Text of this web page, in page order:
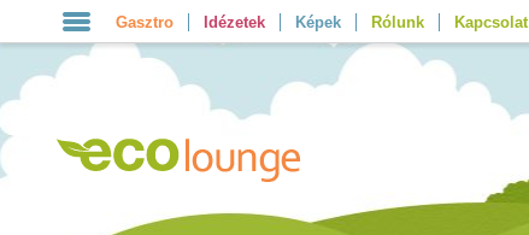
Gasztro Idézetek Képek Rólunk Kapcsolat